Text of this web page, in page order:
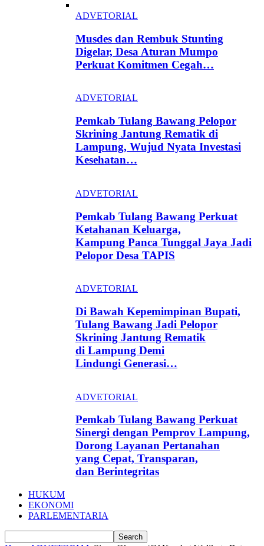
ADVETORIAL
Musdes dan Rembuk Stunting
Digelar, Desa Aturan Mumpo
Perkuat Komitmen Cegah…
ADVETORIAL
Pemkab Tulang Bawang Pelopor
Skrining Jantung Rematik di
Lampung, Wujud Nyata Investasi
Kesehatan…
ADVETORIAL
Pemkab Tulang Bawang Perkuat
Ketahanan Keluarga,
Kampung Panca Tunggal Jaya Jadi
Pelopor Desa TAPIS
ADVETORIAL
Di Bawah Kepemimpinan Bupati,
Tulang Bawang Jadi Pelopor
Skrining Jantung Rematik
di Lampung Demi
Lindungi Generasi…
ADVETORIAL
Pemkab Tulang Bawang Perkuat
Sinergi dengan Pemprov Lampung,
Dorong Layanan Pertanahan
yang Cepat, Transparan,
dan Berintegritas
HUKUM
EKONOMI
PARLEMENTARIA